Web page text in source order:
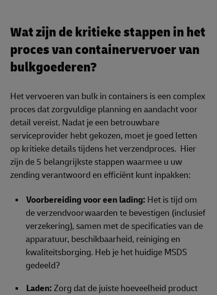
Wat zijn de kritieke stappen in het
proces van containervervoer van
bulkgoederen?
Het vervoeren van bulk in containers is een complex
proces dat zorgvuldige planning en aandacht voor
detail vereist. Nadat je een betrouwbare
serviceprovider hebt gekozen, moet je goed letten
op kritieke details tijdens het verzendproces. Hier
zijn de 5 belangrijkste stappen waarmee u uw
zending verantwoord en efficiënt kunt inpakken:
Voorbereiding voor een lading: Het is tijd om
de verzendvoorwaarden te bevestigen (inclusief
verzekering), samen met de specificaties van de
apparatuur, beschikbaarheid, reiniging en
kwaliteitsborging. Heb je het huidige MSDS
gedeeld?
Laden: Zorg dat de juiste hoeveelheid product